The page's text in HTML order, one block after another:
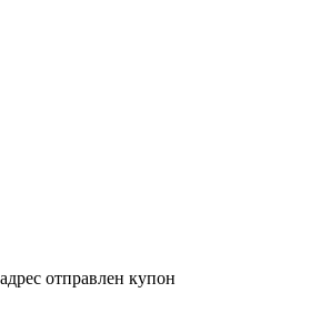
отправлен купон